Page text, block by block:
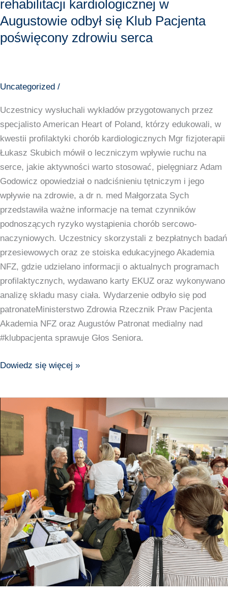
rehabilitacji kardiologicznej w
Augustowie odbył się Klub Pacjenta
poświęcony zdrowiu serca
Uncategorized /
Uczestnicy wysłuchali wykładów przygotowanych przez
specjalisto American Heart of Poland, którzy edukowali, w
kwestii profilaktyki chorób kardiologicznych Mgr fizjoterapii
Łukasz Skubich mówił o leczniczym wpływie ruchu na
serce, jakie aktywności warto stosować, pielęgniarz Adam
Godowicz opowiedział o nadciśnieniu tętniczym i jego
wpływie na zdrowie, a dr n. med Małgorzata Sych
przedstawiła ważne informacje na temat czynników
podnoszących ryzyko wystąpienia chorób sercowo-
naczyniowych. Uczestnicy skorzystali z bezpłatnych badań
przesiewowych oraz ze stoiska edukacyjnego Akademia
NFZ, gdzie udzielano informacji o aktualnych programach
profilaktycznych, wydawano karty EKUZ oraz wykonywano
analizę składu masy ciała. Wydarzenie odbyło się pod
patronateMinisterstwo Zdrowia Rzecznik Praw Pacjenta
Akademia NFZ oraz Augustów Patronat medialny nad
#klubpacjenta sprawuje Głos Seniora.
poświęcony
zdrowiu
Dowiedz się więcej »
marca
w
auli
Suwałkach,
pod
patronatem
POGODNE
SUWAŁKI
odbyło
się
kolejne